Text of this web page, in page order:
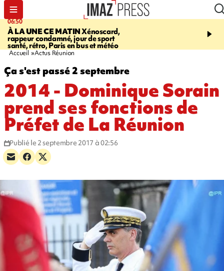
06:50
À LA UNE CE MATINXénoscard,
rappeur condamné, jour de sport
santé, rétro, Paris en bus et météo
08:53
JOUR
bouger,
Accueil Actus Réunion
Ça s'est passé 2 septembre
2014 - Dominique Sorain
prend ses fonctions de
Préfet de La Réunion
Publié le 2 septembre 2017 à 02:56